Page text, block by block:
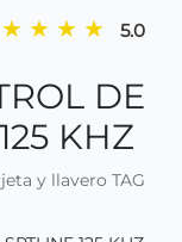
★ ★ ★ ★ 5.0
DE
KHZ
y llavero TAG